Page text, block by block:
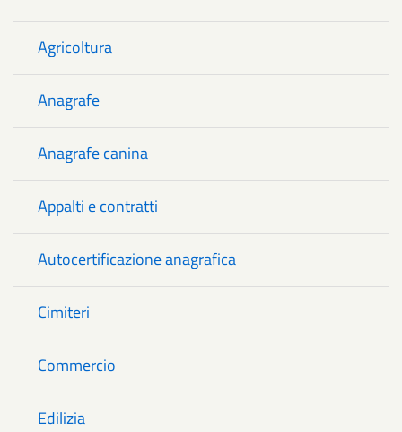
Agricoltura
Anagrafe
Anagrafe canina
Appalti e contratti
Autocertificazione anagrafica
Cimiteri
Commercio
Edilizia